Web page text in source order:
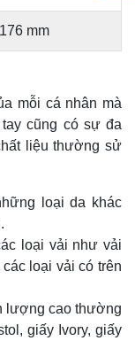
mm
mỗi cá nhân mà
cũng có sự đa
liệu thường sử
loại da khác
loại vải như vải
loại vải có trên
lượng cao thường
giấy Ivory, giấy